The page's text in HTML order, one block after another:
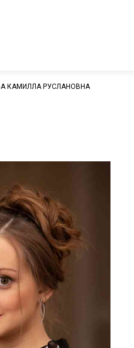
КАМИЛЛА РУСЛАНОВНА